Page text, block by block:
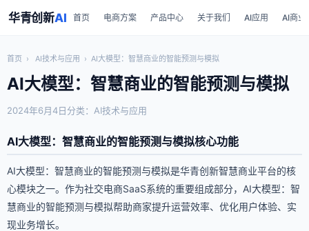
华青创新AI 首页 电商方案 产品中心 关于我们 AI应用 AI商业
首页 › AI技术与应用 › AI大模型：智慧商业的智能预测与模拟
AI大模型：智慧商业的智能预测与模拟
2024年6月4日分类：AI技术与应用
AI大模型：智慧商业的智能预测与模拟核心功能
AI大模型：智慧商业的智能预测与模拟是华青创新智慧商业平台的核
心模块之一。作为社交电商SaaS系统的重要组成部分，AI大模型：智
慧商业的智能预测与模拟帮助商家提升运营效率、优化用户体验、实
现业务增长。